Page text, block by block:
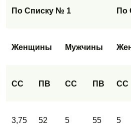
По Списку № 1 По
Женщины Мужчины
СС ПВ СС ПВ СС
3,75 52 5 55 5